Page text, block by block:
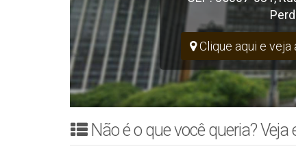
Clique aqui e veja
Não é o que você queria?